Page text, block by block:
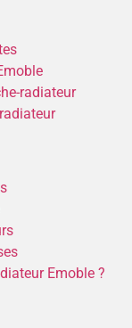
radiateur
Emoble ?